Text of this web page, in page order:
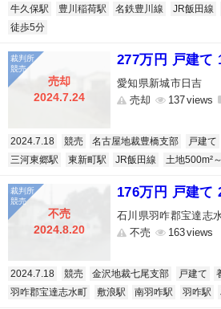
牛久保駅
豊川稲荷駅 名鉄豊川線 JR飯田線
徒歩5分
売却
2024.7.24
277万円 戸建て
愛知県新城市日吉
売却
137
2024.7.18 競売 名古屋地裁豊橋支部 戸建て
三河東郷駅
東新町駅 JR飯田線 土地500m²～
不売
2024.8.20
176万円 戸建て
石川県羽咋郡宝達志
不売
163
2024.7.18 競売 金沢地裁七尾支部 戸建て
羽咋郡宝達志水町
敷浪駅 南羽咋駅 羽咋駅